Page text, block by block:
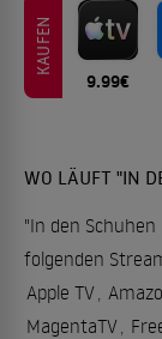
KAUFEN
9.99€
WO LÄUFT "IN
"In den
folgenden
Apple TV
MagentaTV